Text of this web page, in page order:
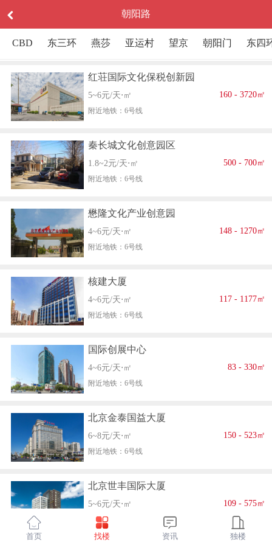
朝阳路
CBD 东三环 燕莎 亚运村 望京 朝阳门 东四
红荘国际文化保税创新园
5~6元/天⋅㎡ 160 - 3720㎡
附近地铁：6号线
秦长城文化创意园区
1.8~2元/天⋅㎡ 500 - 700㎡
附近地铁：6号线
懋隆文化产业创意园
4~6元/天⋅㎡ 148 - 1270㎡
附近地铁：6号线
核建大厦
4~6元/天⋅㎡ 117 - 1177㎡
附近地铁：6号线
国际创展中心
4~6元/天⋅㎡ 83 - 330㎡
附近地铁：6号线
北京金泰国益大厦
6~8元/天⋅㎡ 150 - 523㎡
附近地铁：6号线
北京世丰国际大厦
5~6元/天⋅㎡ 109 - 575㎡
附近地铁：6号线
首页 找楼 资讯 独楼